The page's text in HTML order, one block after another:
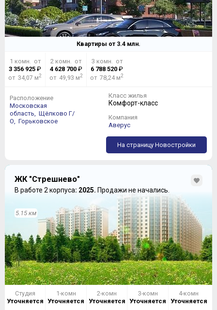
Квартиры от 3.4 млн.
1 комн. от
3 356 925 ₽
от 34,07 м2
2 комн. от
4 628 700₽
от 49,93 м2
3 комн. от
6 788 520 ₽
от 78,24 м2
Расположение
Московская
область, Щёлково Г/
О, Горьковское
Класс жилья
Комфорт-класс
Компания
Аверус
На страницу Новостройки
ЖК "Стрешнево"
В работе 2 корпуса: 2025. Продажи не начались.
5.15 км
Студия
Уточняется
1-комн
Уточняется
2-комн
Уточняется
3-комн
Уточняется
4-комн
Уточняется